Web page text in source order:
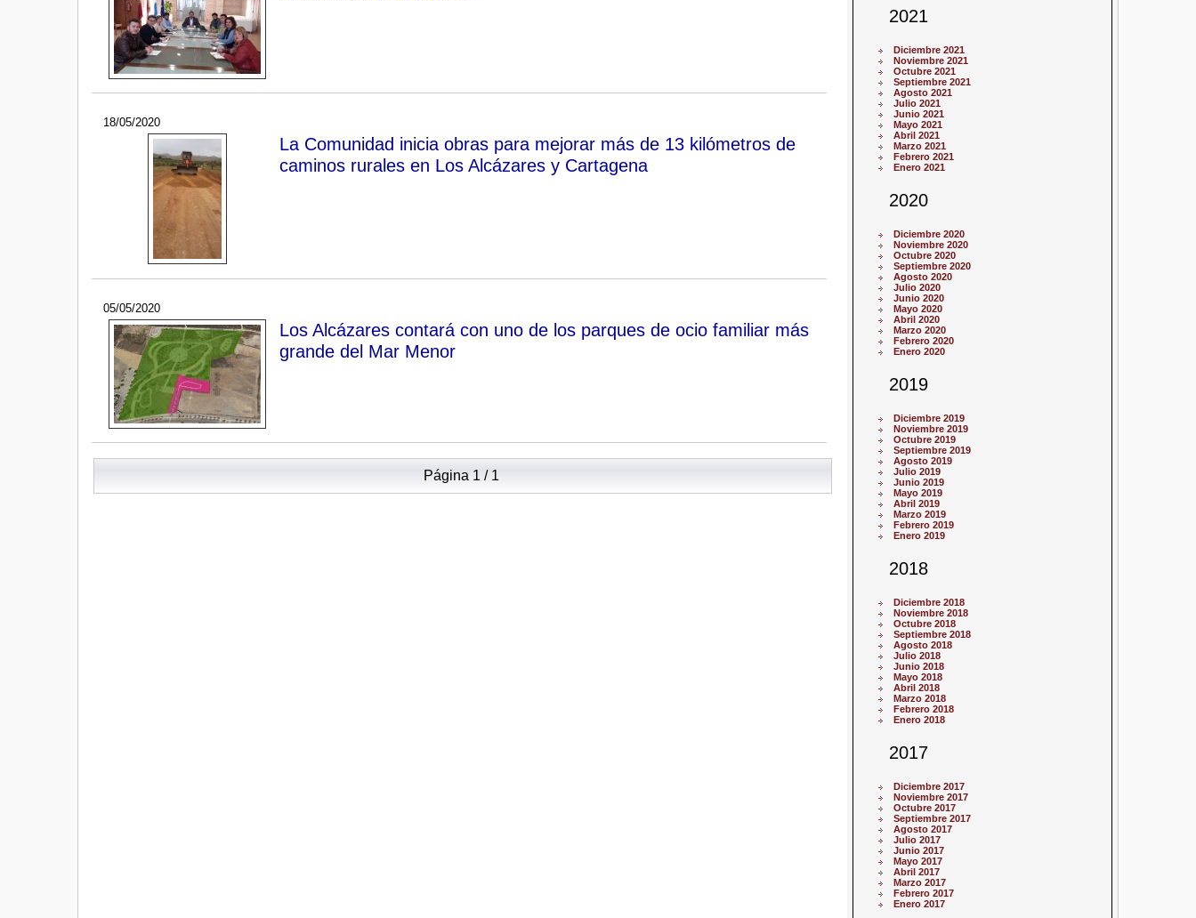
18/05/2020
La Comunidad inicia obras para mejorar más de 13 kilómetros de
caminos rurales en Los Alcázares y Cartagena
05/05/2020
Los Alcázares contará con uno de los parques de ocio familiar más
grande del Mar Menor
Página 1 / 1
2021
Diciembre 2021
Noviembre 2021
Octubre 2021
Septiembre 2021
Agosto 2021
Julio 2021
Junio 2021
Mayo 2021
Abril 2021
Marzo 2021
Febrero 2021
Enero 2021
2020
Diciembre 2020
Noviembre 2020
Octubre 2020
Septiembre 2020
Agosto 2020
Julio 2020
Junio 2020
Mayo 2020
Abril 2020
Marzo 2020
Febrero 2020
Enero 2020
2019
Diciembre 2019
Noviembre 2019
Octubre 2019
Septiembre 2019
Agosto 2019
Julio 2019
Junio 2019
Mayo 2019
Abril 2019
Marzo 2019
Febrero 2019
Enero 2019
2018
Diciembre 2018
Noviembre 2018
Octubre 2018
Septiembre 2018
Agosto 2018
Julio 2018
Junio 2018
Mayo 2018
Abril 2018
Marzo 2018
Febrero 2018
Enero 2018
2017
Diciembre 2017
Noviembre 2017
Octubre 2017
Septiembre 2017
Agosto 2017
Julio 2017
Junio 2017
Mayo 2017
Abril 2017
Marzo 2017
Febrero 2017
Enero 2017